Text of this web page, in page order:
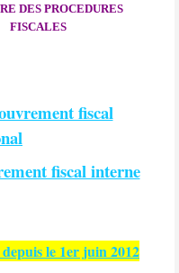
DES PROCEDURES
FISCALES
fiscal
fiscal interne
le 1er juin 2012